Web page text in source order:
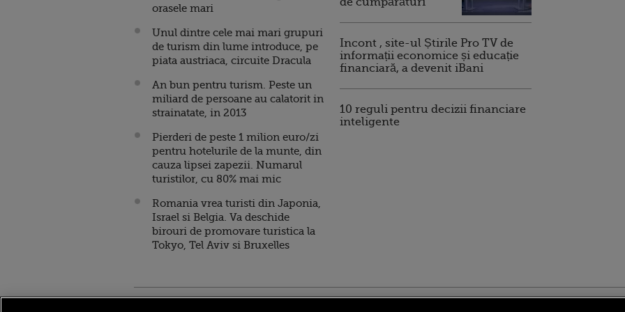
orasele mari
Unul dintre cele mai mari grupuri
de turism din lume introduce, pe
piata austriaca, circuite Dracula
An bun pentru turism. Peste un
miliard de persoane au calatorit in
strainatate, in 2013
Pierderi de peste 1 milion euro/zi
pentru hotelurile de la munte, din
cauza lipsei zapezii. Numarul
turistilor, cu 80% mai mic
Romania vrea turisti din Japonia,
Israel si Belgia. Va deschide
birouri de promovare turistica la
Tokyo, Tel Aviv si Bruxelles
Incont , site-ul Știrile Pro TV de
informații economice și educație
financiară, a devenit iBani
10 reguli pentru decizii financiare
inteligente